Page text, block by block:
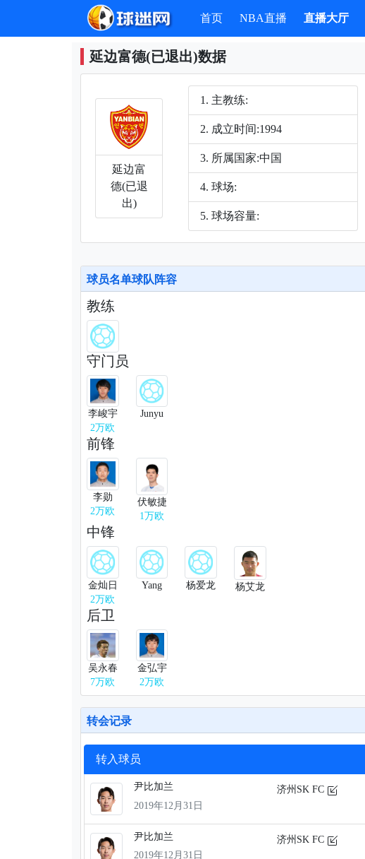
首页 NBA直播 直播大厅
延边富德(已退出)数据
延边富
德(已退
出)
主教练:
成立时间:1994
所属国家:中国
球场:
球场容量:
球员名单球队阵容
教练
守门员
李峻宇
2万欧
Junyu
前锋
李勋
2万欧
伏敏捷
1万欧
中锋
金灿日
2万欧
Yang 杨爱龙 杨艾龙
后卫
吴永春
7万欧
金弘宇
2万欧
转会记录
转入球员
尹比加兰
2019年12月31日
济州SK FC
尹比加兰
2019年12月31日
济州SK FC